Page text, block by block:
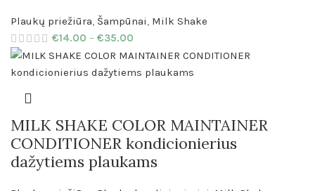
Plaukų priežiūra, Šampūnai, Milk Shake
€14.00 – €35.00
MILK SHAKE COLOR MAINTAINER
CONDITIONER kondicionierius
dažytiems plaukams